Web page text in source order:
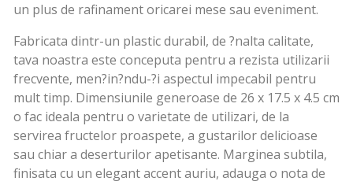
un plus de rafinament oricarei mese sau eveniment.
Fabricata dintr-un plastic durabil, de ?nalta calitate,
tava noastra este conceputa pentru a rezista utilizarii
frecvente, men?in?ndu-?i aspectul impecabil pentru
mult timp. Dimensiunile generoase de 26 x 17.5 x 4.5 cm
o fac ideala pentru o varietate de utilizari, de la
servirea fructelor proaspete, a gustarilor delicioase
sau chiar a deserturilor apetisante. Marginea subtila,
finisata cu un elegant accent auriu, adauga o nota de